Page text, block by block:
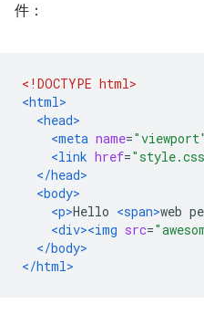
件：
<!DOCTYPE html>
<html>
<head>
<meta name="viewport"
<link href=
</head>
<body>
<p>Hello <span>web
<div><img src=
</body>
</html>